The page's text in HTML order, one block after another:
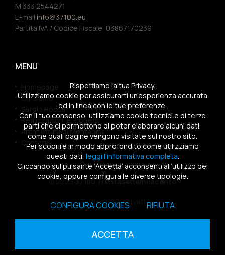
M 333 2544271
E-mail info@37100.eu
Partita IVA / Codice Fiscale: 03867170239
MENU
Homepage
Chi siamo
Sergio Rocca
Realizzazioni e Progetti
Architettura di Montagna
Contatti
© 202637100 Trentasettemilacento
Tutti i diritti riservati
Sitemap|Privacy Policy|Cookies Policy
Rispettiamo la tua Privacy.
Utilizziamo cookie per assicurarti un’esperienza accurata
ed in linea con le tue preferenze.
Con il tuo consenso, utilizziamo cookie tecnici e di terze
parti che ci permettono di poter elaborare alcuni dati,
come quali pagine vengono visitate sul nostro sito.
Per scoprire in modo approfondito come utilizziamo
questi dati, leggi l’informativa completa.
Cliccando sul pulsante ‘Accetta’ acconsenti all’utilizzo dei
cookie, oppure configura le diverse tipologie.
CONFIGURA COOKIES RIFIUTA
ACCETTA